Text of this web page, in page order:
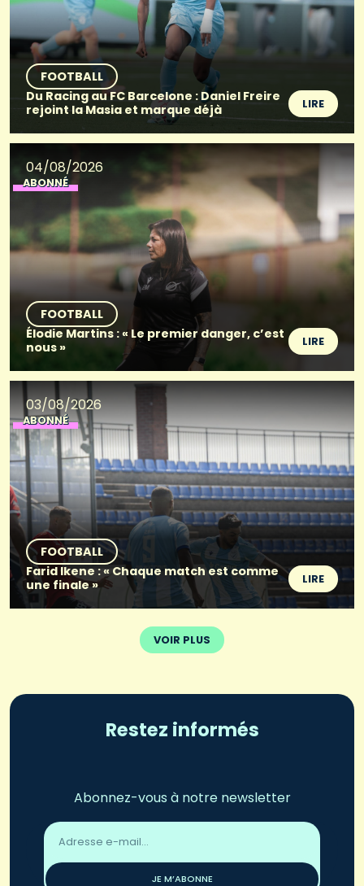
FOOTBALL
Du Racing au FC Barcelone : Daniel Freire
rejoint la Masia et marque déjà
LIRE
04/08/2026
ABONNÉ
FOOTBALL
Élodie Martins : « Le premier danger, c’est
nous »
LIRE
03/08/2026
ABONNÉ
FOOTBALL
Farid Ikene : « Chaque match est comme
une finale »
LIRE
VOIR PLUS
Restez informés
Abonnez-vous à notre newsletter
Adresse
email
JE M’ABONNE